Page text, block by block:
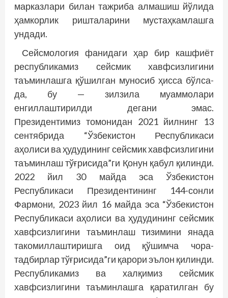
марказлари билан тажриба алмашиш йўлида
ҳамкорлик ришталарини мустаҳкамлашга
ундади.
Сейсмология фанидаги ҳар бир кашфиёт
республикамиз сейсмик хавфсизлигини
таъминлашга қўшилган муносиб ҳисса бўлса-
да, бу — зилзила муаммолари
енгиллаштирилди дегани эмас.
Президентимиз томонидан 2021 йилнинг 13
сентябрида “Ўзбекистон Республикаси
аҳолиси ва ҳудудининг сейсмик хавфсизлигини
таъминлаш тўғрисида”ги Қонун қабул қилинди.
2022 йил 30 майда эса Ўзбекистон
Республикаси Президентининг 144-сонли
Фармони, 2023 йил 16 майда эса “Ўзбекистон
Республикаси аҳолиси ва ҳудудининг сейсмик
хавфсизлигини таъминлаш тизимини янада
такомиллаштиришга оид қўшимча чора-
тадбирлар тўғрисида”ги қарори эълон қилинди.
Республикамиз ва халқимиз сейсмик
хавфсизлигини таъминлашга қаратилган бу